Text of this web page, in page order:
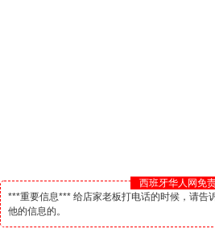
西班牙华人网免
***重要信息*** 给店家老板打电话的时候，请告
他的信息的。